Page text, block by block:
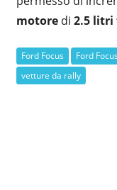
motore di 2.5 litri
Ford Focus Ford
vetture da rally